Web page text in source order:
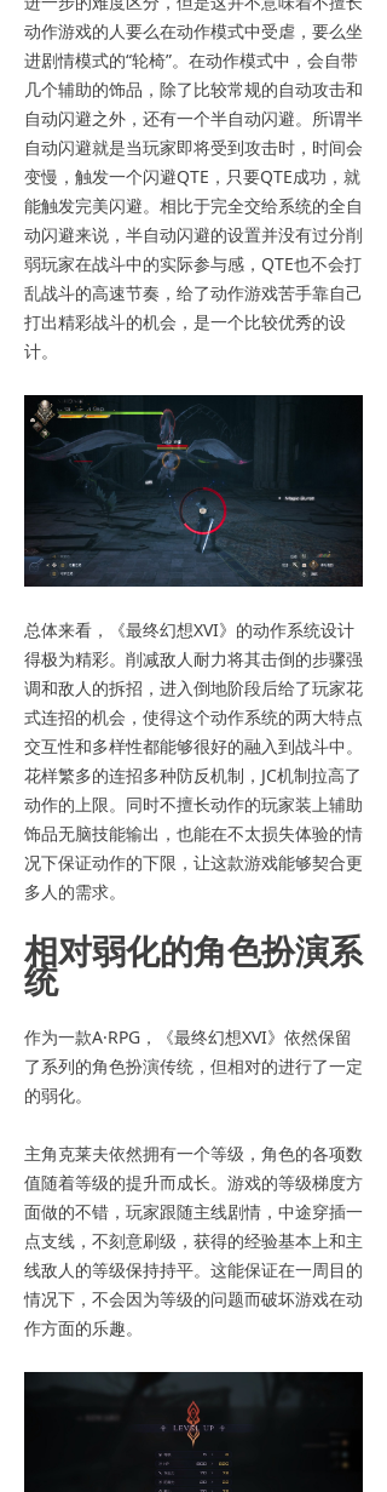
动作游戏的人要么在动作模式中受虐，要么坐
进剧情模式的“轮椅”。在动作模式中，会自带
几个辅助的饰品，除了比较常规的自动攻击和
自动闪避之外，还有一个半自动闪避。所谓半
自动闪避就是当玩家即将受到攻击时，时间会
变慢，触发一个闪避QTE，只要QTE成功，就
能触发完美闪避。相比于完全交给系统的全自
动闪避来说，半自动闪避的设置并没有过分削
弱玩家在战斗中的实际参与感，QTE也不会打
乱战斗的高速节奏，给了动作游戏苦手靠自己
打出精彩战斗的机会，是一个比较优秀的设
计。
总体来看，《最终幻想XVI》的动作系统设计
得极为精彩。削减敌人耐力将其击倒的步骤强
调和敌人的拆招，进入倒地阶段后给了玩家花
式连招的机会，使得这个动作系统的两大特点
交互性和多样性都能够很好的融入到战斗中。
花样繁多的连招多种防反机制，JC机制拉高了
动作的上限。同时不擅长动作的玩家装上辅助
饰品无脑技能输出，也能在不太损失体验的情
况下保证动作的下限，让这款游戏能够契合更
多人的需求。
相对弱化的角色扮演系
统
作为一款A·RPG，《最终幻想XVI》依然保留
了系列的角色扮演传统，但相对的进行了一定
的弱化。
主角克莱夫依然拥有一个等级，角色的各项数
值随着等级的提升而成长。游戏的等级梯度方
面做的不错，玩家跟随主线剧情，中途穿插一
点支线，不刻意刷级，获得的经验基本上和主
线敌人的等级保持持平。这能保证在一周目的
情况下，不会因为等级的问题而破坏游戏在动
作方面的乐趣。